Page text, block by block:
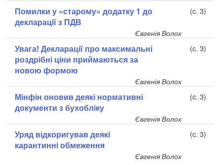
Помилки у «старому» додатку 1 до
декларації з ПДВ
(c. 3)
Євгенія Волох
Увага! Декларації про максимальні
роздрібні ціни приймаються за
новою формою
(c. 3)
Євгенія Волох
Мінфін оновив деякі нормативні
документи з бухобліку
(c. 3)
Євгенія Волох
Уряд відкоригував деякі
карантинні обмеження
(c. 3)
Євгенія Волох